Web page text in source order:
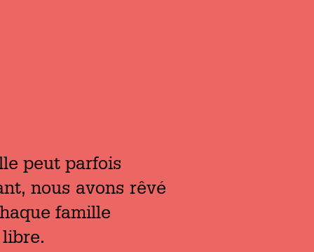
peut parfois
nous avons rêvé
famille